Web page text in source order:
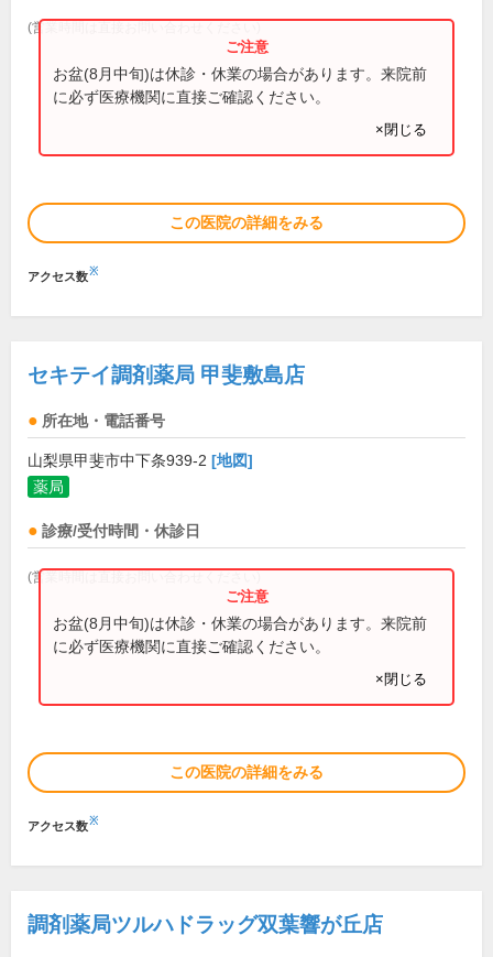
(営業時間は直接お問い合わせください)
お盆(8月中旬)は休診・休業の場合があります。来院前
に必ず医療機関に直接ご確認ください。
×閉じる
この医院の詳細をみる
アクセス数※
セキテイ調剤薬局 甲斐敷島店
所在地・電話番号
山梨県甲斐市中下条939-2 [地図]
薬局
診療/受付時間・休診日
(営業時間は直接お問い合わせください)
お盆(8月中旬)は休診・休業の場合があります。来院前
に必ず医療機関に直接ご確認ください。
×閉じる
この医院の詳細をみる
アクセス数※
調剤薬局ツルハドラッグ双葉響が丘店